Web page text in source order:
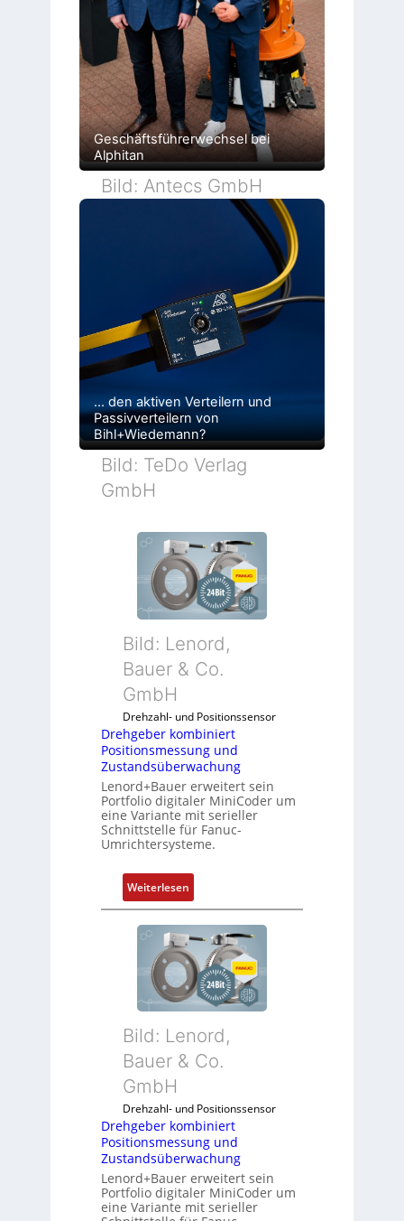
Geschäftsführerwechsel bei
Alphitan
Bild: Antecs GmbH
… den aktiven Verteilern und
Passivverteilern von
Bihl+Wiedemann?
Bild: TeDo Verlag
GmbH
Bild: Lenord,
Bauer & Co.
GmbH
Drehzahl- und Positionssensor
Drehgeber kombiniert
Positionsmessung und
Zustandsüberwachung
Lenord+Bauer erweitert sein
Portfolio digitaler MiniCoder um
eine Variante mit serieller
Schnittstelle für Fanuc-
Umrichtersysteme.
Weiterlesen:
D
r
e
h
g
e
e
m
b
i
i
e
Bild: Lenord,
Bauer & Co.
GmbH
Drehzahl- und Positionssensor
Drehgeber kombiniert
Positionsmessung und
Zustandsüberwachung
Lenord+Bauer erweitert sein
Portfolio digitaler MiniCoder um
eine Variante mit serieller